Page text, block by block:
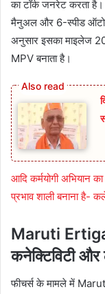
का टॉर्क जनरेट करता
मैनुअल और 6-स्पीड
अनुसार इसका माइलेज
MPV बनाता है।
आदि कर्मयोगी अभियान
प्रभाव शाली बनाना है-
Maruti
कनेक्टिविटी
फीचर्स के मामले में